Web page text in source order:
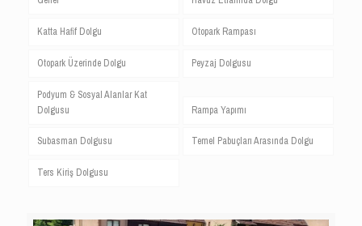
Katta Hafif Dolgu
Otopark Rampası
Otopark Üzerinde Dolgu
Peyzaj Dolgusu
Podyum & Sosyal Alanlar Kat
Dolgusu
Rampa Yapımı
Subasman Dolgusu
Temel Pabuçları Arasında Dolgu
Ters Kiriş Dolgusu